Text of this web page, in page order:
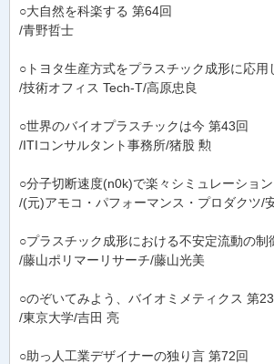
○大自然を科楽する 第64回
/青野哲士
○トヨタ生産方式をプラスチック成形に応用
/技術オフィス Tech-T/高原忠良
○世界のバイオプラスチックは今 第43回
/ITIコンサルタント事務所/猪股 勲
○分子切断速度(n0k)で楽々シミュレーショ
/(元)アモコ・パフォーマンス・プロダクツ/
○プラスチック成形における不安定流動の制
/藤山ポリマーリサーチ/藤山光美
○のぞいてみよう、バイオミメティクス 第
/東京大学/吉田 亮
○助っ人工業デザイナーの独り言 第72回